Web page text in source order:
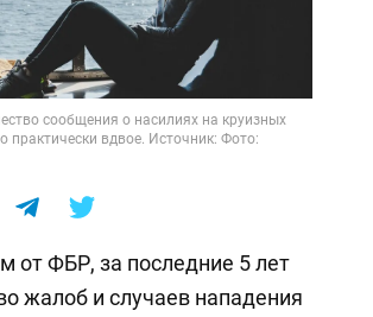
сообщения о насилиях на круизных
практически вдвое. Источник: Фото:
от ФБР, за последние 5 лет
жалоб и случаев нападения